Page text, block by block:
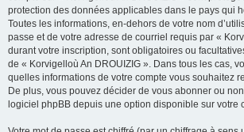
protection des données applicables dans le pays qui
Toutes les informations, en-dehors de votre nom
passe et de votre adresse de courriel requis par «
durant votre inscription, sont obligatoires ou
de « Korvigelloù An DROUIZIG ». Dans tous les cas,
quelles informations de votre compte vous souhaitez
De plus, vous pouvez décider de vous abonner ou
logiciel phpBB depuis une option disponible sur votre